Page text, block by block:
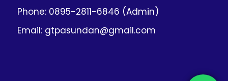
Phone: 0895-2811-6846 (Admin)
Email: gtpasundan@gmail.com